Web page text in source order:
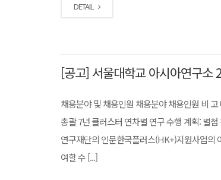
DETAIL
[공고] 서울대학교 아시아연구소
채용분야 및 채용인원 채용분야 채용인원 비
총괄 7년 클러스터 연차별 연구 수행 계획: 별
연구재단의 인문한국플러스(HK+)지원사업의
여할 수 [...]